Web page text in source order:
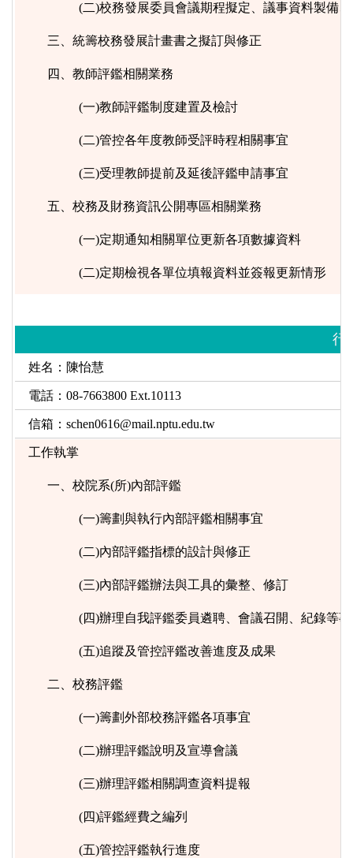
(二)校務發展委員會議期程擬定、議事資料製備
三、統籌校務發展計畫書之擬訂與修正
四、教師評鑑相關業務
(一)教師評鑑制度建置及檢討
(二)管控各年度教師受評時程相關事宜
(三)受理教師提前及延後評鑑申請事宜
五、校務及財務資訊公開專區相關業務
(一)定期通知相關單位更新各項數據資料
(二)定期檢視各單位填報資料並簽報更新情形
行
姓名：陳怡慧
電話：08-7663800 Ext.10113
信箱： schen0616@mail.nptu.edu.tw
工作執掌
一、 校院系(所)內部評鑑
(一)籌劃與執行內部評鑑相關事宜
(二)內部評鑑指標的設計與修正
(三)內部評鑑辦法與工具的彙整、修訂
(四)辦理自我評鑑委員遴聘、會議召開、紀錄等
(五)追蹤及管控評鑑改善進度及成果
二、校務評鑑
(一)籌劃外部校務評鑑各項事宜
(二)辦理評鑑說明及宣導會議
(三)辦理評鑑相關調查資料提報
(四)評鑑經費之編列
(五)管控評鑑執行進度